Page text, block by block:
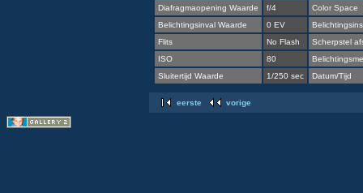
Diafragmaopening Waarde
f/4
Color Space
Belichtingsinval Waarde
0 EV
Flits
No Flash
Scherpstel
ISO
80
Sluitertijd Waarde
1/250 sec Datum/Tijd
eerste vorige